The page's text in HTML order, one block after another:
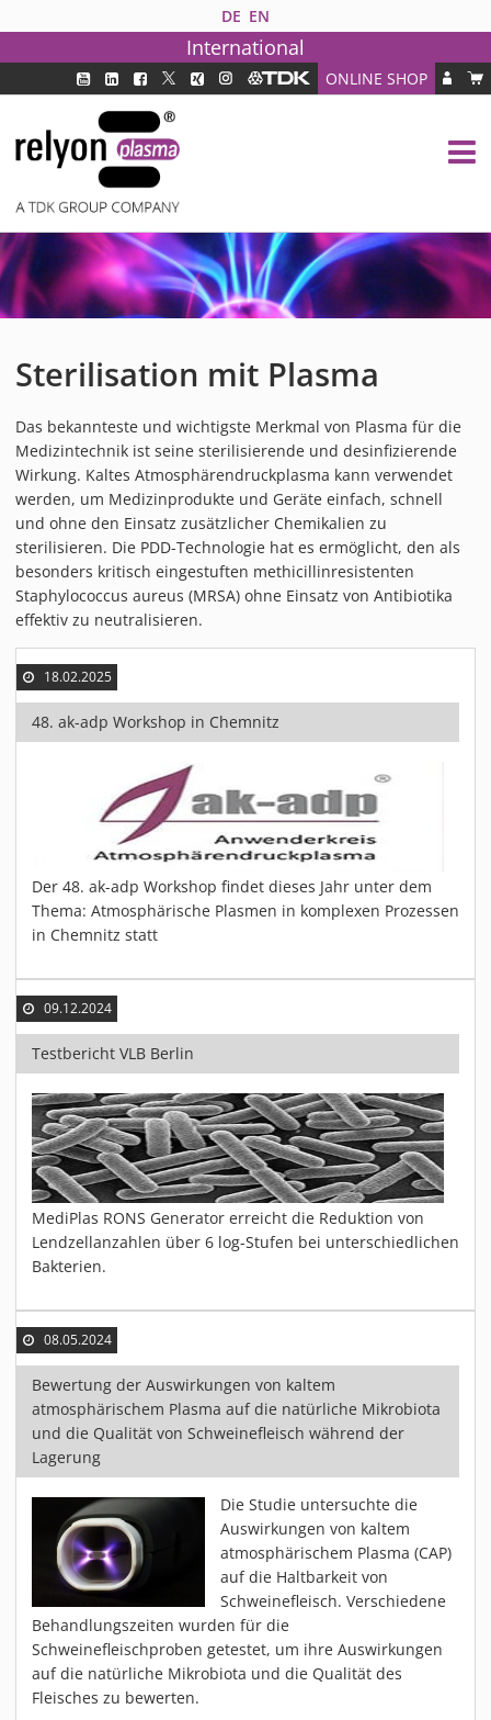
DE EN
International
ONLINE SHOP
PLASMATECHNOLOGIE
DBD TECHNOLOGIE
PAA TECHNOLOGIE®
PDD TECHNOLOGIE®
BRANCHEN
FAQ
MEDIPLAS KOMPONENTEN
MEDIPLAS DRIVER
PIEZOBRUSH PZ3
PIEZOBRUSH PZ3-I
PIEZOBRUSH MODULE
PLASMABRUSH PB3
PLASMABRUSH PB3 INTEGRATION
KONZEPTE
IMPLAPREP
DOWNLOADS
DESINFEKTION
DRUCKVORBEHANDLUNG
FEINSTREINIGUNG
LACKIEREN
PLASMAAKTIVIERUNG
MATERIALIEN
AKTUELLES
EVENTS
FACHARTIKEL
NEWS
REFERENZEN
VIDEOS
ÜBER UNS
VISION, MISSION, WERTE
HISTORIE
LEISTUNGEN
KARRIERE
KONTAKT
ONLINE SHOP
Sterilisation mit Plasma
Das bekannteste und wichtigste Merkmal von Plasma für die
Medizintechnik ist seine sterilisierende und desinfizierende
Wirkung. Kaltes Atmosphärendruckplasma kann verwendet
werden, um Medizinprodukte und Geräte einfach, schnell
und ohne den Einsatz zusätzlicher Chemikalien zu
sterilisieren. Die PDD-Technologie hat es ermöglicht, den als
besonders kritisch eingestuften methicillinresistenten
Staphylococcus aureus (MRSA) ohne Einsatz von Antibiotika
effektiv zu neutralisieren.
18.02.2025
48. ak-adp Workshop in Chemnitz
Der 48. ak-adp Workshop findet dieses Jahr unter dem
Thema: Atmosphärische Plasmen in komplexen Prozessen
in Chemnitz statt
09.12.2024
Testbericht VLB Berlin
MediPlas RONS Generator erreicht die Reduktion von
Lendzellanzahlen über 6 log-Stufen bei unterschiedlichen
Bakterien.
08.05.2024
Bewertung der Auswirkungen von kaltem
atmosphärischem Plasma auf die natürliche Mikrobiota
und die Qualität von Schweinefleisch während der
Lagerung
Die Studie untersuchte die
Auswirkungen von kaltem
atmosphärischem Plasma (CAP)
auf die Haltbarkeit von
Schweinefleisch. Verschiedene
Behandlungszeiten wurden für die
Schweinefleischproben getestet, um ihre Auswirkungen
auf die natürliche Mikrobiota und die Qualität des
Fleisches zu bewerten.